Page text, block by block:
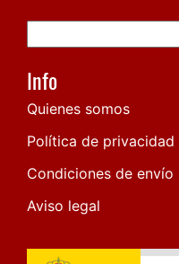
Info
Quienes somos
Política de privacidad
Condiciones de envío
Aviso legal